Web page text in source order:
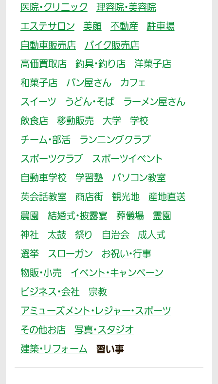
医院・クリニック
理容院・美容院
エステサロン
美顔 不動産
駐車場
自動車販売店
バイク販売店
高価買取店
釣具・釣り店
洋菓子店
和菓子店
パン屋さん
カフェ
スイーツ
うどん・そば
ラーメン屋さん
飲食店
移動販売 大学
学校
チーム・部活
ランニングクラブ
スポーツクラブ
スポーツイベント
自動車学校
学習塾
パソコン教室
英会話教室
商店街 観光地
産地直送
農園
結婚式・披露宴 葬儀場
霊園
神社
太鼓 祭り 自治会
成人式
選挙
スローガン
お祝い・行事
物販・小売
イベント・キャンペーン
ビジネス・会社
宗教
アミューズメント・レジャー・スポーツ
その他お店
写真・スタジオ
建築・リフォーム
習い事